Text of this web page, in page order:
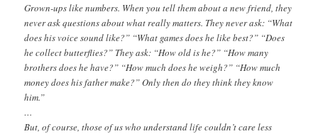
Grown-ups like numbers. When you tell them about a new friend, they
never ask questions about what really matters. They never ask: “What
does his voice sound like?” “What games does he like best?” “Does
he collect butterflies?” They ask: “How old is he?” “How many
brothers does he have?” “How much does he weigh?” “How much
money does his father make?” Only then do they think they know
him.”
…
But, of course, those of us who understand life couldn’t care less